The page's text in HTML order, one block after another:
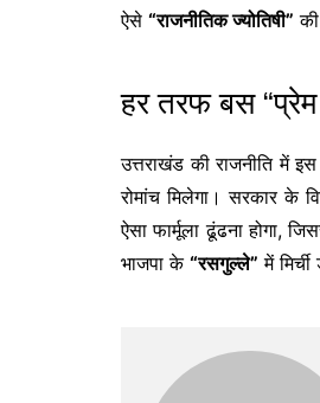
ऐसे “राजनीतिक ज्योतिषी”
हर तरफ बस
उत्तराखंड की राजनीति में
रोमांच मिलेगा। सरकार के
ऐसा फार्मूला ढूंढना होगा,
भाजपा के “रसगुल्ले” में